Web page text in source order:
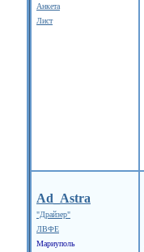
Анкета
Лист
Ad_Astra
"Драйзер"
ЛВФЕ
Мариуполь